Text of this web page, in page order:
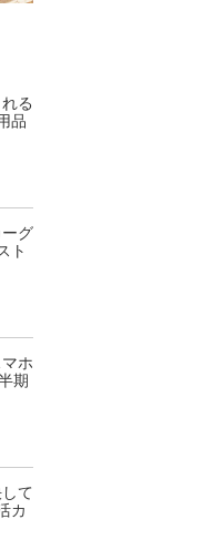
G-
る
品
グ
ト
ホ
期
て
カ